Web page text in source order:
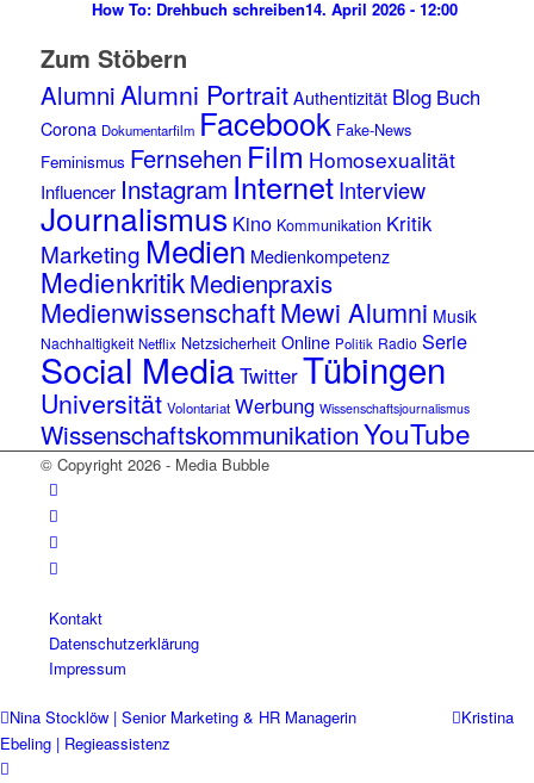
How To: Drehbuch schreiben14. April 2026 - 12:00
Zum Stöbern
AlumniAlumni Portrait Authentizität Blog Buch
Corona Dokumentarfilm Facebook Fake-News
Feminismus Fernsehen Film Homosexualität
Influencer Instagram Internet Interview
Journalismus Kino Kommunikation Kritik
Marketing Medien Medienkompetenz
MedienkritikMedienpraxis
MedienwissenschaftMewi Alumni Musik
Nachhaltigkeit Netflix Netzsicherheit Online Politik Radio Serie
Social MediaTwitterTübingen
Universität Volontariat Werbung Wissenschaftsjournalismus
WissenschaftskommunikationYouTube
© Copyright 2026 - Media Bubble
Kontakt
Datenschutzerklärung
Impressum
Nina Stocklöw | Senior Marketing & HR Managerin
Kristina
Ebeling | Regieassistenz